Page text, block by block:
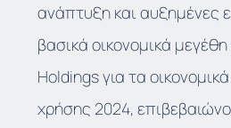
ανάπτυξη και αυξημένες
βασικά οικονομικά
Holdings για τα
χρήσης 2024,